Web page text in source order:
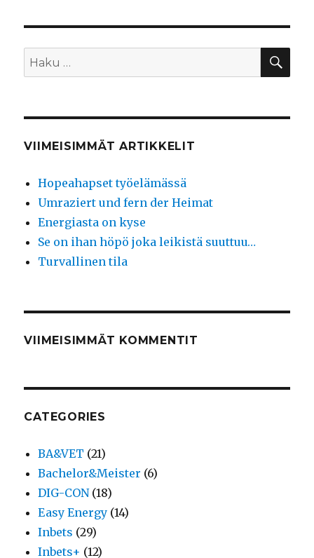
Etsi:
VIIMEISIMMÄT ARTIKKELIT
Hopeahapset työelämässä
Umraziert und fern der Heimat
Energiasta on kyse
Se on ihan höpö joka leikistä suuttuu…
Turvallinen tila
VIIMEISIMMÄT KOMMENTIT
CATEGORIES
BA&VET (21)
Bachelor&Meister (6)
DIG-CON(18)
Easy Energy (14)
Inbets (29)
Inbets+ (12)